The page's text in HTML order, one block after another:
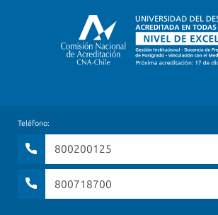
Teléfono:
800200125
800718700